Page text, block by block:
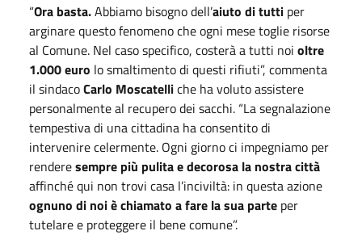
“Ora basta.Abbiamo bisogno dell’aiuto di tutti per
arginare questo fenomeno che ogni mese toglie risorse
al Comune. Nel caso specifico, costerà a tutti noi oltre
1.000 euro lo smaltimento di questi rifiuti”, commenta
il sindacoCarlo Moscatelliche ha voluto assistere
personalmente al recupero dei sacchi. “La segnalazione
tempestiva di una cittadina ha consentito di
intervenire celermente. Ogni giorno ci impegniamo per
renderesempre più pulita e decorosa la nostra città
affinché qui non trovi casa l’inciviltà: in questa azione
ognuno di noi è chiamato a fare la sua parte per
tutelare e proteggere il bene comune”.